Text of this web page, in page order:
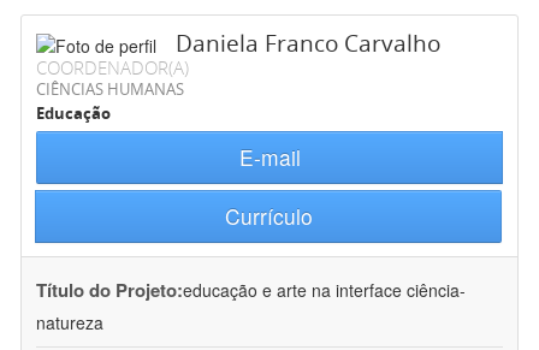
Daniela Franco Carvalho
COORDENADOR(A)
CIÊNCIAS HUMANAS
Educação
E-mail
Currículo
Título do Projeto:educação e arte na interface ciência-
natureza